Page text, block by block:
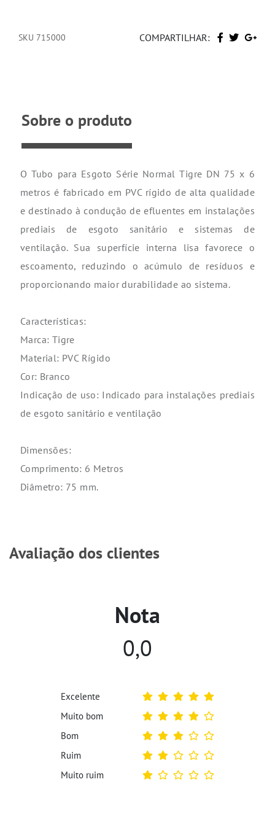
SKU 715000 COMPARTILHAR:
Sobre o produto
O Tubo para Esgoto Série Normal Tigre DN 75 x 6
metros é fabricado em PVC rígido de alta qualidade
e destinado à condução de efluentes em instalações
prediais de esgoto sanitário e sistemas de
ventilação. Sua superfície interna lisa favorece o
escoamento, reduzindo o acúmulo de resíduos e
proporcionando maior durabilidade ao sistema.
Características:
Marca: Tigre
Material: PVC Rígido
Cor: Branco
Indicação de uso: Indicado para instalações prediais
de esgoto sanitário e ventilação
Dimensões:
Comprimento: 6 Metros
Diâmetro: 75 mm.
Avaliação dos clientes
Nota
0,0
Excelente
Muito bom
Bom
Ruim
Muito ruim